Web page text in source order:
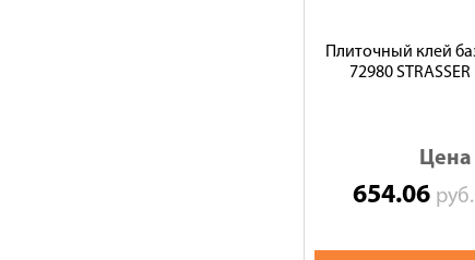
Плиточный клей
72980 STRASSER
Цена
654.06